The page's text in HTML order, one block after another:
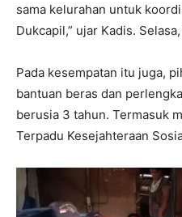
sama kelurahan untuk
Dukcapil,” ujar Kadis.
Pada kesempatan itu juga,
bantuan beras dan
berusia 3 tahun. Termasuk
Terpadu Kesejahteraan